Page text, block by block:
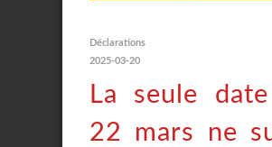
Déclarations
2025-03-20
La seule
22 mars ne